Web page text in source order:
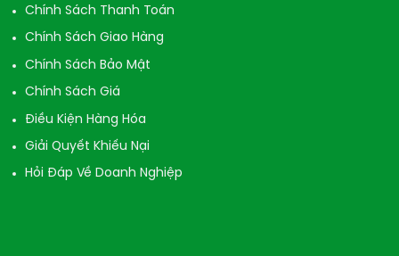
Chính Sách Thanh Toán
Chính Sách Giao Hàng
Chính Sách Bảo Mật
Chính Sách Giá
Điều Kiện Hàng Hóa
Giải Quyết Khiếu Nại
Hỏi Đáp Về Doanh Nghiệp